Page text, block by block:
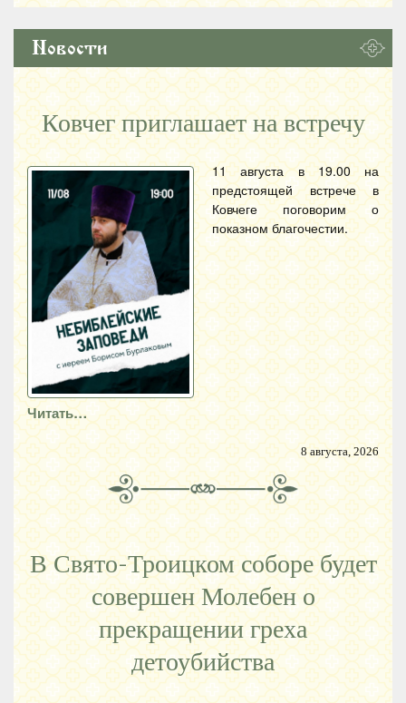
Новости
Ковчег приглашает на встречу
11 августа в 19.00 на
предстоящей встрече в
Ковчеге поговорим о
показном благочестии.
Читать…
8 августа, 2026
В Свято-Троицком соборе будет
совершен Молебен о
прекращении греха
детоубийства